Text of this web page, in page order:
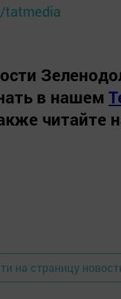
tatmedia
в нашем
читайте
на страницу